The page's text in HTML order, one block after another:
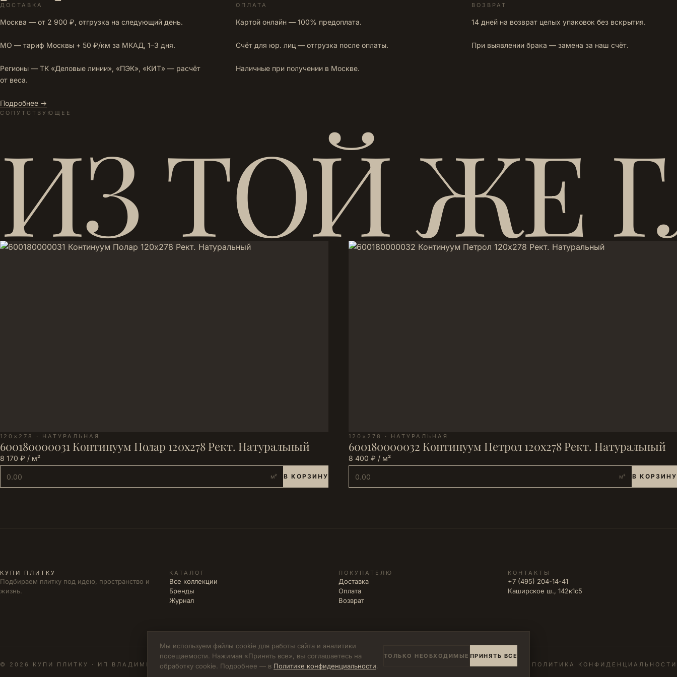
ДОСТАВКА
Москва — от 2 900 ₽, отгрузка на следующий день.
МО — тариф Москвы + 50 ₽/км за МКАД, 1–3 дня.
Регионы — ТК «Деловые линии», «ПЭК», «КИТ» — расчёт
от веса.
Подробнее →
ОПЛАТА
Картой онлайн — 100% предоплата.
Счёт для юр. лиц — отгрузка после оплаты.
Наличные при получении в Москве.
ВОЗВРАТ
14 дней на возврат целых упаковок без вскрытия.
При выявлении брака — замена за наш счёт.
СОПУТСТВУЮЩЕЕ
ИЗ ТОЙ ЖЕ
120×278 · НАТУРАЛЬНАЯ
600180000031 Континуум Полар 120х278 Рект. Натуральный
8 170 ₽ / м²
м² В КОРЗИНУ
120×278 · НАТУРАЛЬНАЯ
600180000032 Континуум Петрол 120х278 Рект. Натуральный
8 400 ₽ / м²
м² В КОРЗИНУ
КУПИ ПЛИТКУ
Подбираем плитку под идею, пространство и
жизнь.
КАТАЛОГ
Все коллекции
Бренды
Журнал
ПОКУПАТЕЛЮ
Доставка
Оплата
Возврат
КОНТАКТЫ
+7 (495) 204-14-41
Каширское ш., 142к1с5
© 2026 КУПИ ПЛИТКУ · ИП ВЛАДИМИРОВА М.Н. · ИНН 502771785894 ПОЛИТИКА КОНФИДЕНЦИАЛЬНОСТИ
Мы используем файлы cookie для работы сайта и аналитики
посещаемости. Нажимая «Принять все», вы соглашаетесь на
обработку cookie. Подробнее — в Политике конфиденциальности.
ТОЛЬКО НЕОБХОДИМЫЕ ПРИНЯТЬ ВСЕ